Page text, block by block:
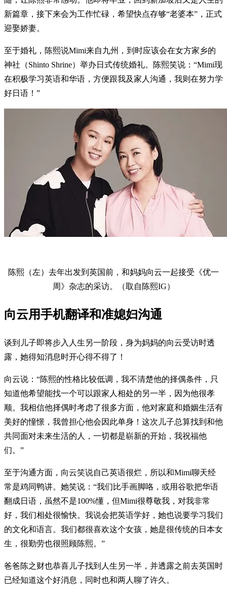
新篇章，接下来会为工作忙碌，希望快点存够“老婆本”，正式
迎娶娇妻。
至于婚礼，陈熙说Mimi来自九州，到时应该会在女方家乡的
神社（Shinto Shrine）举办日式传统婚礼。陈熙笑说：“Mimi现
在积极学习英语和华语，方便跟我及家人沟通，我则在努力学
好日语！”
陈熙（左）去年出发到英国前，和妈妈向云一起接受《优一
周》杂志的采访。（取自陈熙IG）
向云用手机翻译和准媳妇沟通
谈到儿子即将步入人生另一阶段，身为妈妈的向云受访时透
露，她得知消息时开心得不得了！
向云说：“陈熙的性格比较低调，我不清楚他的择偶条件，只
知道他希望能找一个可以跟家人相处的另一半，因为他很孝
顺。我相信他择偶时考虑了很多方面，他对家庭和婚姻生活有
美好的憧憬，我曾担心他会因此单身！这次儿子总算找到和他
共同面对未来生活的人，一切都是崭新的开始，我祝福他
们。”
至于沟通方面，向云笑说自己英语很烂，所以和Mimi聊天经
常是鸡同鸭讲。她笑说：“我们比手画脚咯，或用谷歌把华语
翻成日语，虽然不是100%懂，但Mimi很尊敬我，对我非常
好，我们相处很愉快。我说会把英语学好，她也说要学习我们
的文化和语言。我们都很喜欢这个女孩，她是很传统的日本女
生，很勤劳也很照顾陈熙。”
爸爸陈之财也恭喜儿子找到人生另一半，并透露之前去英国时
已经知道这个好消息，同时也和两人聊了许久。